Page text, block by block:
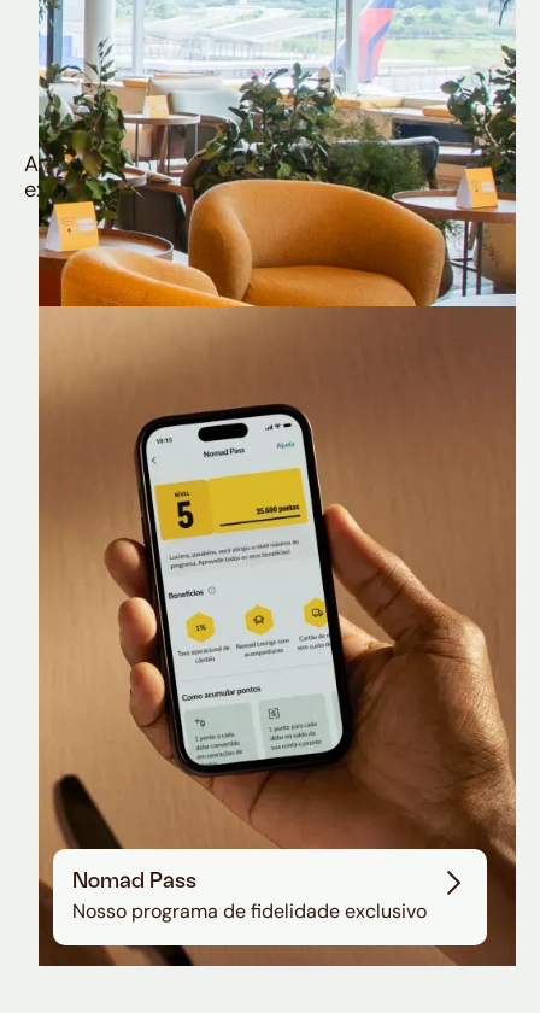
Quem é Nomad tem
muito mais
Aproveite todos os benefícios e vantagens
exclusivas da sua Conta Internacional
Nomad Lounge
Sala VIP no Aeroporto de Guarulhos
Nomad Pass
Nosso programa de fidelidade exclusivo